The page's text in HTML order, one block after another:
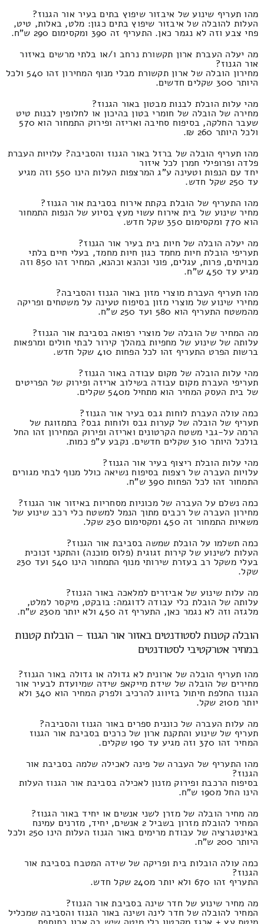
מהו תעריף שינוע של איבזור שיפוץ בתים בעיר אור הגנוז?
העלות להובלה של איבזור שיפוץ בתים כגון: מלט, באלות, טיט,
פחי צבע וזה לא נגמר כאן. התעריף זה 390 ומקסימום 290 ש"ח.
מה יעלה העברת ארון תקשורת נרחב ו/או בלתי מרשים באיזור
אור הגנוז?
מחירון הובלה של ארון תקשורת מבלי מנוף המחירון זהו 540 ולכל
היותר 300 שקלים חדשים.
מהי עלות הובלת לבנות מבטון באור הגנוז?
מחירה של הובלה של חומרי בטון בהיכון או לחלופין לבנות טיט
שעבר החלקה, בסיפוח סחיבה ואריזה ופירוק התמחור הוא 570
ולכל היותר 260 ₪.
מהו תעריף הובלה של ברזל באור הגנוז והסביבה? עלויות העברת
פלדה ופרופילי חמרן לכל איזור
יחד עם הנפות וטעינה ע"ג המרצפות העלות הינו 550 וזה מגיע
עד 250 שקל חדש.
מהו התעריף של הובלת בקתת אירוח בסביבת אור הגנוז?
מחיר שינוע של בית אירוח עשוי מעץ בסיוע של הנפות התמחור
הוא 770 ומקסימום 350 שקל חדש.
מה יעלה הובלה של חיות בית בעיר אור הגנוז?
תעריפי הובלת חיות מחמד כגון חיות מחמד, בעלי חיים בלתי
מבויתים, פרות, עגלים, פוני וכהנא וכהנא, המחיר זהו 850 וזה
מגיע עד 450 ש"ח.
מהו תעריף העברת מוצרי מזון באור הגנוז והסביבה?
מחירי שינוע של מוצרי מזון בסיפוח טעינה על משטחים ופריקה
מהמשטח התעריף הוא 580 ועד 250 ש"ח.
מה המחיר של הובלה של מוצרי רפואה בסביבת אור הגנוז?
עלותה של שינוע של מחפיות במהלך קירור לבתי חולים ומרפאות
ברשות הפרט התעריף זהו לכל הפחות 410 שקל חדש.
מהי עלות הובלה של מקום עבודה באור הגנוז?
תעריפי העברת מקום עבודה בשילוב אריזה ופירוק של הפריטים
של בית העסק המחיר הוא מתחיל מ540 שקלים.
כמה עולה העברת לוחות גבס בעיר אור הגנוז?
תעריף של הובלה של קערות גבס ולוחות גבס? בתמזוגת של
הרמה על-גבי משטח הקרטונים ואריזה ופירוק המחירון זהו החל
בולכל היותר 310 שקלים חדשים. נקבע ע"פ כמות.
מהי עלות הובלת ריצוף בעיר אור הגנוז?
עלויות העברה של רצפות בסיפוח נשיאה כולל מנוף לבתי מגורים
התמחור זהו לכל הפחות 390 ש"ח.
כמה נשלם על העברה של מכוניות מסחריות באיזור אור הגנוז?
מחירון העברה של רכבים מתוך הנמל למשטח כלי רכב שינוע של
משאיות התמחור זה 450 ומקסימום 230 שקל.
כמה תשלמו על הובלת שמשה בסביבת אור הגנוז?
העלות לשינוע של קירות זגוגית (פלוס מוכנה) והתקני זכוכית
בעלי משקל רב בעזרת שירותי מנוף התמחור הינו 540 ועד 230
שקל.
מה עלות שינוע של אביזרים למלאכה באור הגנוז?
עלותה של הובלת כלי עבודה לדוגמה: בובקט, מיקסר למלט,
מלגזה וזה לא נגמר כאן, התעריף זה 450 ולא יותר מ230 ש"ח.
הובלה קטנות לסטודנטים באזור אור הגנוז – הובלות קטנות
במחיר אטרקטיבי לסטודנטים
מהו תעריף הובלה של ארונית לא גדולה או גדולה באור הגנוז?
מחירים של הובלה של שידת מייקאפ שידה שמיועדת לבעיר אור
הגנוז החלפת חיתול בזיווג להרכיב ולפרק המחיר הוא 340 ולא
יותר מ210 שקל.
מה עלות העברה של כוננית ספרים באור הגנוז והסביבה?
תעריף של שינוע והתקנת ארון של כרכים בסביבת אור הגנוז
המחיר זהו 370 וזה מגיע עד 190 שקלים.
מהו התעריף של העברה של פינה לאכילה שלמה בסביבת אור
הגנוז?
בסיפוח הרכבת ופירוק מזנון לאכילה בסביבת אור הגנוז העלות
הינו החל מ190 ש"ח.
מה מחיר הובלה של מזרן לשני אנשים או יחיד באור הגנוז?
המחיר להובלת מזרון בשביל 2 אנשים, יחיד, מזרנים עמינח
באינטגרציה של עבודת מרימים באור הגנוז העלות הינו 250 ולכל
היותר 200 ש"ח.
כמה עולה הובלות בית ופריקה של שידה המטבח בסביבת אור
הגנוז?
התעריף זהו 670 ולא יותר מ240 שקל חדש.
מה מחיר שינוע של חדר שינה בסביבת אור הגנוז?
המחיר להובלה של חדר לינה ושינה באור הגנוז והסביבה שמכליל